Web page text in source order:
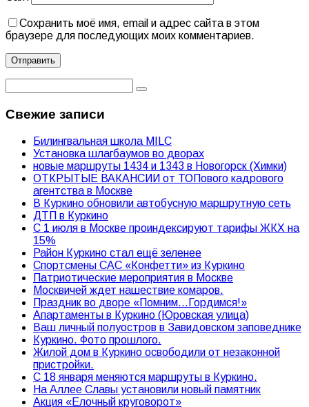
Сохранить моё имя, email и адрес сайта в этом
браузере для последующих моих комментариев.
Свежие записи
Билингвальная школа MILC
Установка шлагбаумов во дворах
новые маршруты 1434 и 1343 в Новогорск (Химки)
ОТКРЫТЫЕ ВАКАНСИИ от ТОПового кадрового
агентства в Москве
В Куркино обновили автобусную маршрутную сеть
ДТП в Куркино
С 1 июля в Москве проиндексируют тарифы ЖКХ на
15%
Район Куркино стал ещё зеленее
Спортсмены САС «Конфетти» из Куркино
Патриотические мероприятия в Москве
Москвичей ждет нашествие комаров.
Праздник во дворе «Помним…Гордимся!»
Апартаменты в Куркино (Юровская улица)
Ваш личный полуостров в Завидовском заповеднике
Куркино. Фото прошлого.
Жилой дом в Куркино освободили от незаконной
пристройки.
С 18 января меняются маршруты в Куркино.
На Аллее Славы установили новый памятник
Акция «Елочный круговорот»